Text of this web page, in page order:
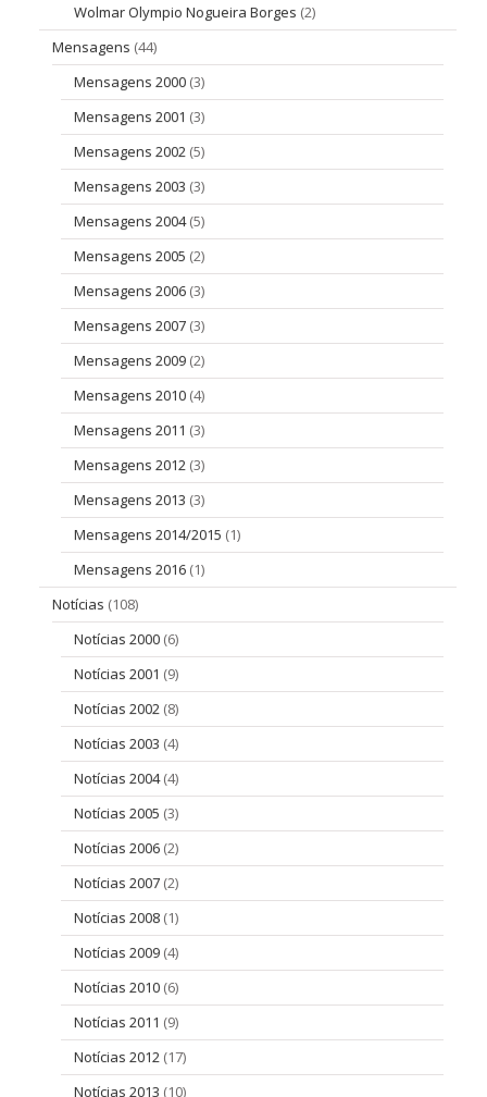
Wolmar Olympio Nogueira Borges (2)
Mensagens (44)
Mensagens 2000 (3)
Mensagens 2001 (3)
Mensagens 2002 (5)
Mensagens 2003 (3)
Mensagens 2004(5)
Mensagens 2005 (2)
Mensagens 2006 (3)
Mensagens 2007 (3)
Mensagens 2009 (2)
Mensagens 2010 (4)
Mensagens 2011 (3)
Mensagens 2012 (3)
Mensagens 2013 (3)
Mensagens 2014/2015 (1)
Mensagens 2016 (1)
Notícias (108)
Notícias 2000 (6)
Notícias 2001 (9)
Notícias 2002 (8)
Notícias 2003 (4)
Notícias 2004(4)
Notícias 2005 (3)
Notícias 2006 (2)
Notícias 2007 (2)
Notícias 2008 (1)
Notícias 2009 (4)
Notícias 2010 (6)
Notícias 2011 (9)
Notícias 2012 (17)
Notícias 2013 (10)